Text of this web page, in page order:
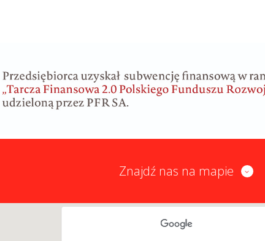
Znajdź nas na mapie